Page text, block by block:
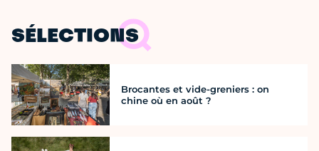
SÉLECTIONS
Brocantes et vide-greniers : on
chine où en août ?